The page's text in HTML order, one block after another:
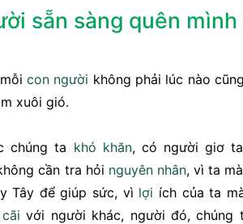
sẵn sàng quên
mỗicon người không phải lúc nào
xuôi gió.
chúng ta khó khăn, có người giơ
cần tra hỏi nguyên nhân, vì ta mà
Tây để giúp sức, vì lợi ích của ta
với người khác, người đó, chúng